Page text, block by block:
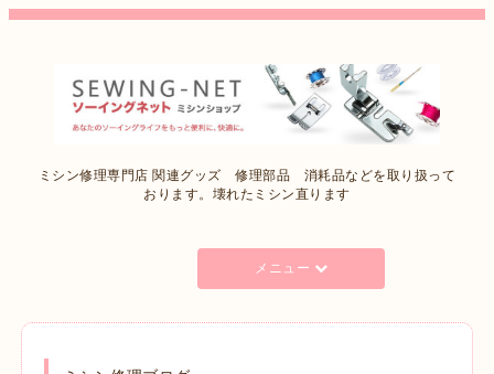
ミシン修理専門店 関連グッズ 修理部品 消耗品などを取り扱って
おります。壊れたミシン直ります
メニュー